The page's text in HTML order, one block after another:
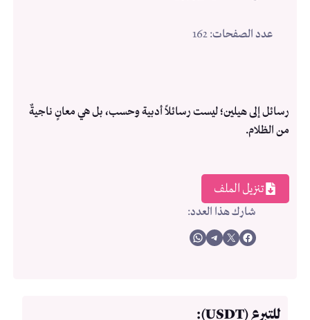
عدد الصفحات: 162
رسائل إلى هيلين؛ ليست رسائلاً أدبية وحسب، بل هي معانٍ ناجيةٌ
من الظلام.
تنزيل الملف
شارك هذا العدد:
Share on Facebook
Share on X
Share on Telegram
Share on WhatsApp
للتبرع (USDT):